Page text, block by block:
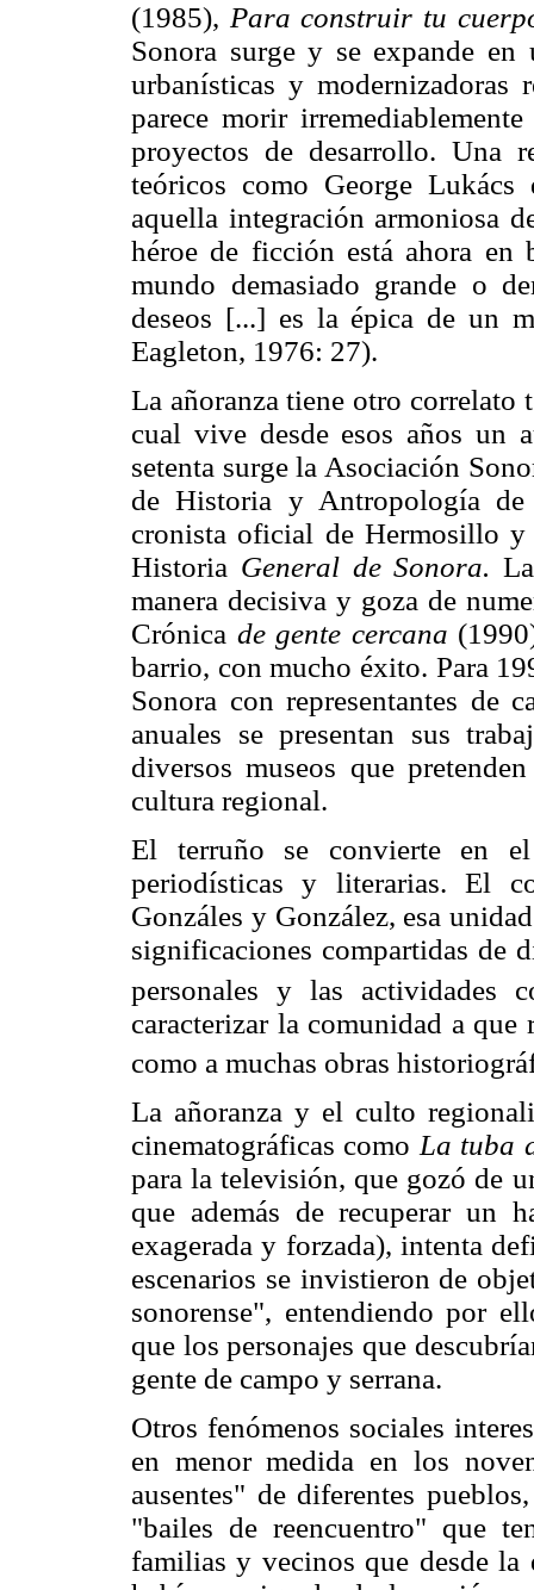
(1985), Para construir tu
Sonora surge y se expande en
urbanísticas y modernizadoras
parece morir
proyectos de desarrollo. Una
teóricos como George
aquella integración armoniosa
héroe de ficción está ahora en
mundo demasiado grande o
deseos [...] es la épica de un
Eagleton, 1976: 27).
La añoranza tiene otro
cual vive desde esos años un
setenta surge la Asociación
de Historia y Antropología
cronista oficial de Hermosillo y
Historia General de Sonora.
manera decisiva y goza de
Crónica de gente cercana
barrio, con mucho éxito. Para
Sonora con representantes de
anuales se presentan sus
diversos museos que
cultura regional.
El terruño se convierte en el
periodísticas y literarias. El
Gonzáles y González, esa
significaciones compartidas de
personales y las actividades
caracterizar la comunidad a
como a muchas obras
La añoranza y el culto
cinematográficas como La tuba
para la televisión, que gozó de
que además de recuperar un
exagerada y forzada), intenta
escenarios se invistieron de
sonorense", entendiendo por
que los personajes que
gente de campo y serrana.
Otros fenómenos sociales
en menor medida en los
ausentes" de diferentes
"bailes de reencuentro" que
familias y vecinos que desde la